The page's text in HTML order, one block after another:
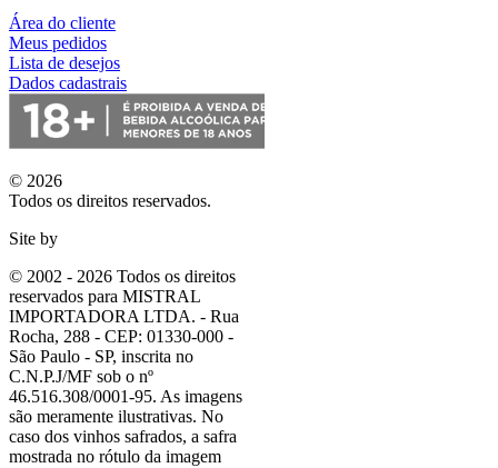
Área do cliente
Meus pedidos
Lista de desejos
Dados cadastrais
© 2026
Todos os direitos reservados.
Site by
© 2002 - 2026 Todos os direitos
reservados para MISTRAL
IMPORTADORA LTDA. - Rua
Rocha, 288 - CEP: 01330-000 -
São Paulo - SP, inscrita no
C.N.P.J/MF sob o nº
46.516.308/0001-95. As imagens
são meramente ilustrativas. No
caso dos vinhos safrados, a safra
mostrada no rótulo da imagem